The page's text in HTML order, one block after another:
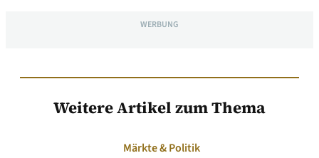
WERBUNG
Weitere Artikel zum Thema
Märkte & Politik